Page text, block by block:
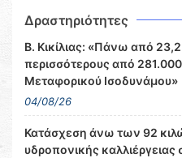
Δραστηριότητες
Β. Κικίλιας: «Πάνω από
περισσότερους από
Μεταφορικού Ισοδυνάμου»
04/08/26
Κατάσχεση άνω των 92
υδροπονικής